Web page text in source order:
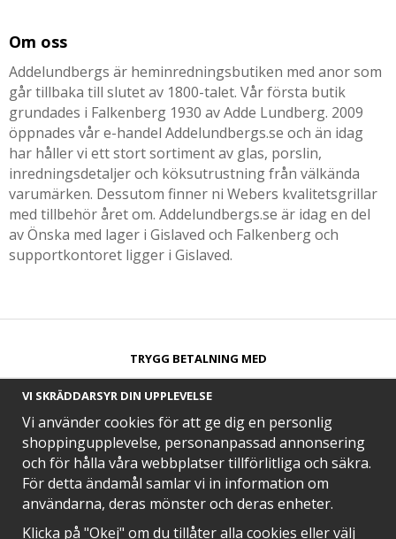
Om oss
Addelundbergs är heminredningsbutiken med anor som
går tillbaka till slutet av 1800-talet. Vår första butik
grundades i Falkenberg 1930 av Adde Lundberg. 2009
öppnades vår e-handel Addelundbergs.se och än idag
har håller vi ett stort sortiment av glas, porslin,
inredningsdetaljer och köksutrustning från välkända
varumärken. Dessutom finner ni Webers kvalitetsgrillar
med tillbehör året om. Addelundbergs.se är idag en del
av Önska med lager i Gislaved och Falkenberg och
supportkontoret ligger i Gislaved.
TRYGG BETALNING MED​
SNABB LEVERANS MED
VI SKRÄDDARSYR DIN UPPLEVELSE
Vi använder cookies för att ge dig en personlig
shoppingupplevelse, personanpassad annonsering
och för hålla våra webbplatser tillförlitliga och säkra.
För detta ändamål samlar vi in information om
användarna, deras mönster och deras enheter.
Klicka på "Okej" om du tillåter alla cookies eller välj